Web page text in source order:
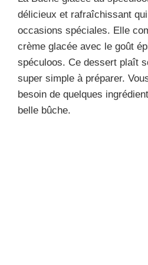
délicieux et rafraîchissant
occasions spéciales. Elle
crème glacée avec le goût
spéculoos. Ce dessert plaît
super simple à préparer.
besoin de quelques
belle bûche.